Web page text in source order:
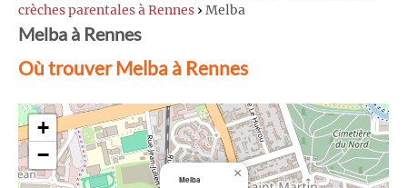
crèches parentales à Rennes › Melba
Melba à Rennes
Où trouver Melba à Rennes
Melba ×
+
−